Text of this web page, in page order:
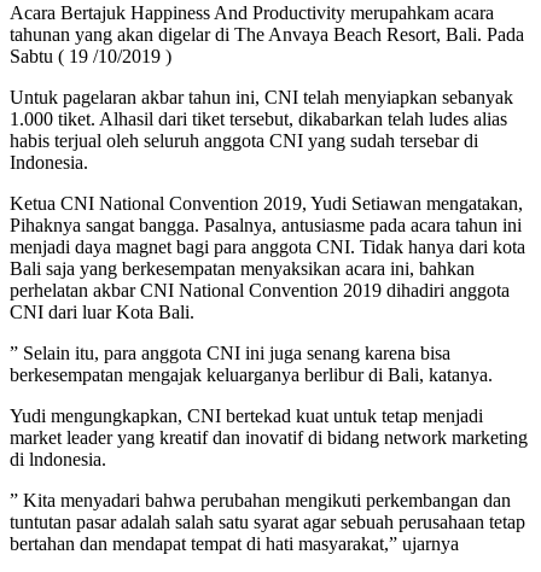
Acara Bertajuk Happiness And Productivity merupahkam acara
tahunan yang akan digelar di The Anvaya Beach Resort, Bali. Pada
Sabtu ( 19 /10/2019 )
Untuk pagelaran akbar tahun ini, CNI telah menyiapkan sebanyak
1.000 tiket. Alhasil dari tiket tersebut, dikabarkan telah ludes alias
habis terjual oleh seluruh anggota CNI yang sudah tersebar di
Indonesia.
Ketua CNI National Convention 2019, Yudi Setiawan mengatakan,
Pihaknya sangat bangga. Pasalnya, antusiasme pada acara tahun ini
menjadi daya magnet bagi para anggota CNI. Tidak hanya dari kota
Bali saja yang berkesempatan menyaksikan acara ini, bahkan
perhelatan akbar CNI National Convention 2019 dihadiri anggota
CNI dari luar Kota Bali.
” Selain itu, para anggota CNI ini juga senang karena bisa
berkesempatan mengajak keluarganya berlibur di Bali, katanya.
Yudi mengungkapkan, CNI bertekad kuat untuk tetap menjadi
market leader yang kreatif dan inovatif di bidang network marketing
di lndonesia.
” Kita menyadari bahwa perubahan mengikuti perkembangan dan
tuntutan pasar adalah salah satu syarat agar sebuah perusahaan tetap
bertahan dan mendapat tempat di hati masyarakat,” ujarnya